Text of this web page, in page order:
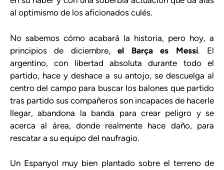
al optimismo de los aficionados culés.
No sabemos cómo acabará la historia, pero hoy, a
principios de diciembre, el Barça es Messi. El
argentino, con libertad absoluta durante todo el
partido, hace y deshace a su antojo, se descuelga al
centro del campo para buscar los balones que partido
tras partido sus compañeros son incapaces de hacerle
llegar, abandona la banda para crear peligro y se
acerca al área, donde realmente hace daño, para
rescatar a su equipo del naufragio.
Un Espanyol muy bien plantado sobre el terreno de